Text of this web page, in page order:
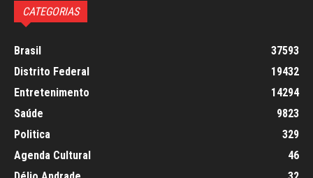
CATEGORIAS
Brasil
37593
Distrito Federal
19432
Entretenimento
14294
Saúde
9823
Politica
329
Agenda Cultural
46